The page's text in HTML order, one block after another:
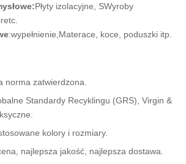
Płyty izolacyjne, SWyroby
:wypełnienie, Materace, koce , poduszki itp.
norma zatwierdzona.
Standardy Recyklingu (GRS), Virgin &
kolory i rozmiary.
najlepsza jakość, najlepsza dostawa.